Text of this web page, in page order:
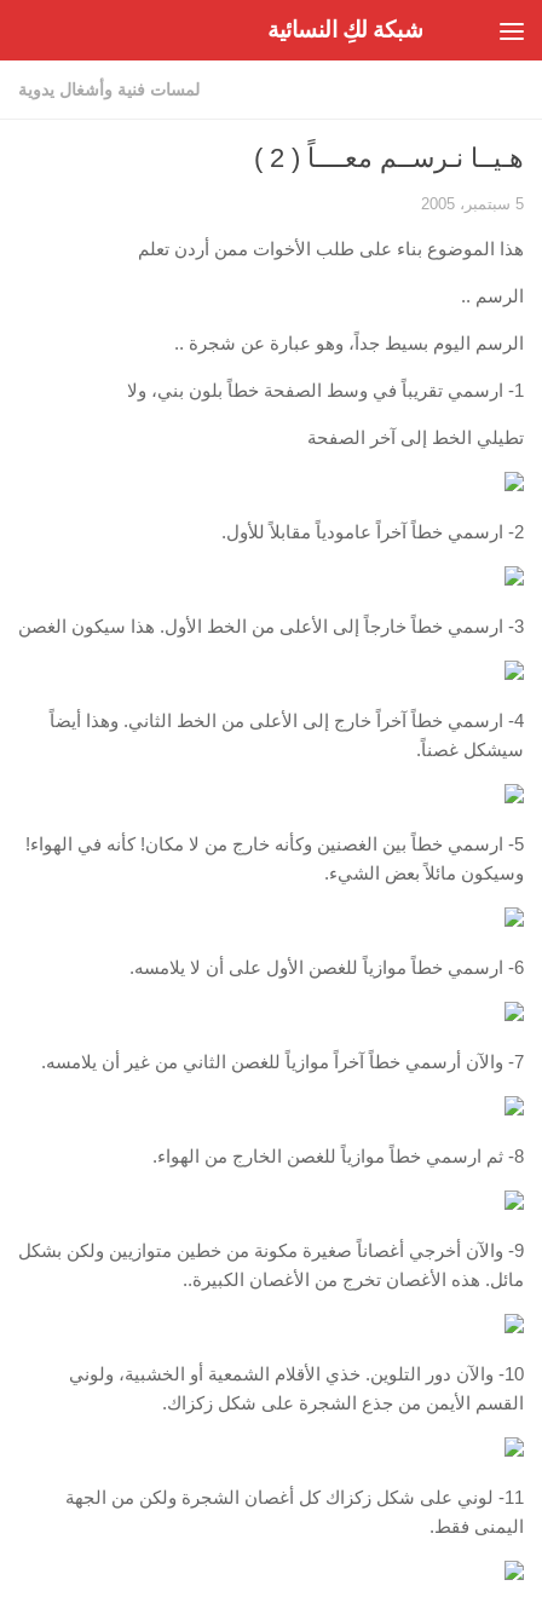
شبكة لكِ النسائية
لمسات فنية وأشغال يدوية
هـيــا نـرســم معــــاً ( 2 )
5 سبتمبر، 2005
هذا الموضوع بناء على طلب الأخوات ممن أردن تعلم
الرسم ..
الرسم اليوم بسيط جداً، وهو عبارة عن شجرة ..
1- ارسمي تقريباً في وسط الصفحة خطاً بلون بني، ولا
تطيلي الخط إلى آخر الصفحة
2- ارسمي خطاً آخراً عامودياً مقابلاً للأول.
3- ارسمي خطاً خارجاً إلى الأعلى من الخط الأول. هذا سيكون الغصن
4- ارسمي خطاً آخراً خارج إلى الأعلى من الخط الثاني. وهذا أيضاً
سيشكل غصناً.
5- ارسمي خطاً بين الغصنين وكأنه خارج من لا مكان! كأنه في الهواء!
وسيكون مائلاً بعض الشيء.
6- ارسمي خطاً موازياً للغصن الأول على أن لا يلامسه.
7- والآن أرسمي خطاً آخراً موازياً للغصن الثاني من غير أن يلامسه.
8- ثم ارسمي خطاً موازياً للغصن الخارج من الهواء.
9- والآن أخرجي أغصاناً صغيرة مكونة من خطين متوازيين ولكن بشكل
مائل. هذه الأغصان تخرج من الأغصان الكبيرة..
10- والآن دور التلوين. خذي الأقلام الشمعية أو الخشبية، ولوني
القسم الأيمن من جذع الشجرة على شكل زكزاك.
11- لوني على شكل زكزاك كل أغصان الشجرة ولكن من الجهة
اليمنى فقط.